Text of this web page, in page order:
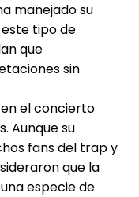
manejado su
tipo de
que
sin
el concierto
Aunque su
fans del trap y
que la
especie de